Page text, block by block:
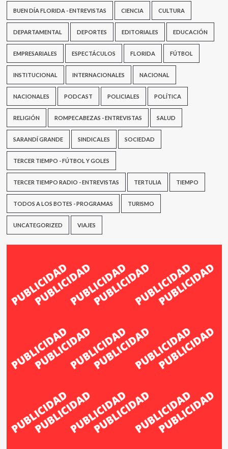
BUEN DÍA FLORIDA - ENTREVISTAS CIENCIA CULTURA
DEPARTAMENTAL DEPORTES EDITORIALES EDUCACIÓN
EMPRESARIALES ESPECTÁCULOS FLORIDA FÚTBOL
INSTITUCIONAL INTERNACIONALES NACIONAL
NACIONALES PODCAST POLICIALES POLÍTICA
RELIGIÓN ROMPECABEZAS - ENTREVISTAS SALUD
SARANDÍ GRANDE SINDICALES SOCIEDAD
TERCER TIEMPO - FÚTBOL Y GOLES
TERCER TIEMPO RADIO - ENTREVISTAS TERTULIA TIEMPO
TODOS A LOS BOTES - PROGRAMAS TURISMO
UNCATEGORIZED VIAJES